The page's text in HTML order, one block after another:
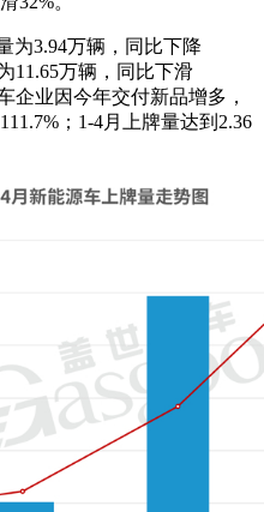
为3.94万辆，同比下降
11.65万辆，同比下滑
企业因今年交付新品增多，
；1-4月上牌量达到2.36